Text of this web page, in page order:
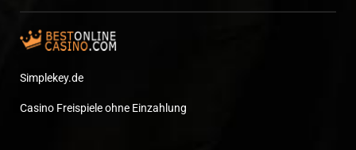
Simplekey.de
Casino Freispiele ohne Einzahlung